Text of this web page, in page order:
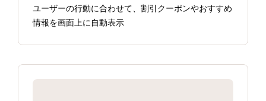
ユーザーの行動に合わせて、割引クーポンやおすすめ
情報を画面上に自動表示